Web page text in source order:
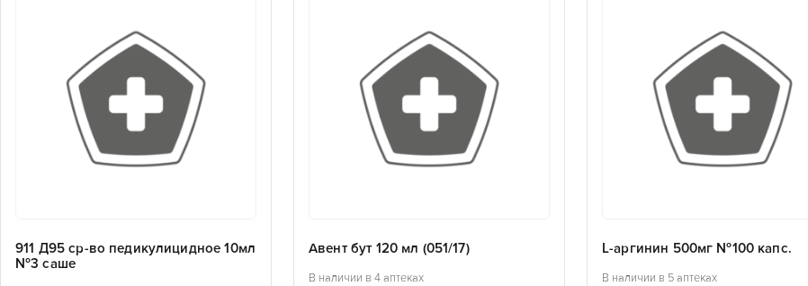
911 Д95 ср-во педикулицидное 10мл
№3 саше
Авент бут 120 мл (051/17)
В наличии в 4 аптеках
L-аргинин 500мг №100 капс.
В наличии в 5 аптеках